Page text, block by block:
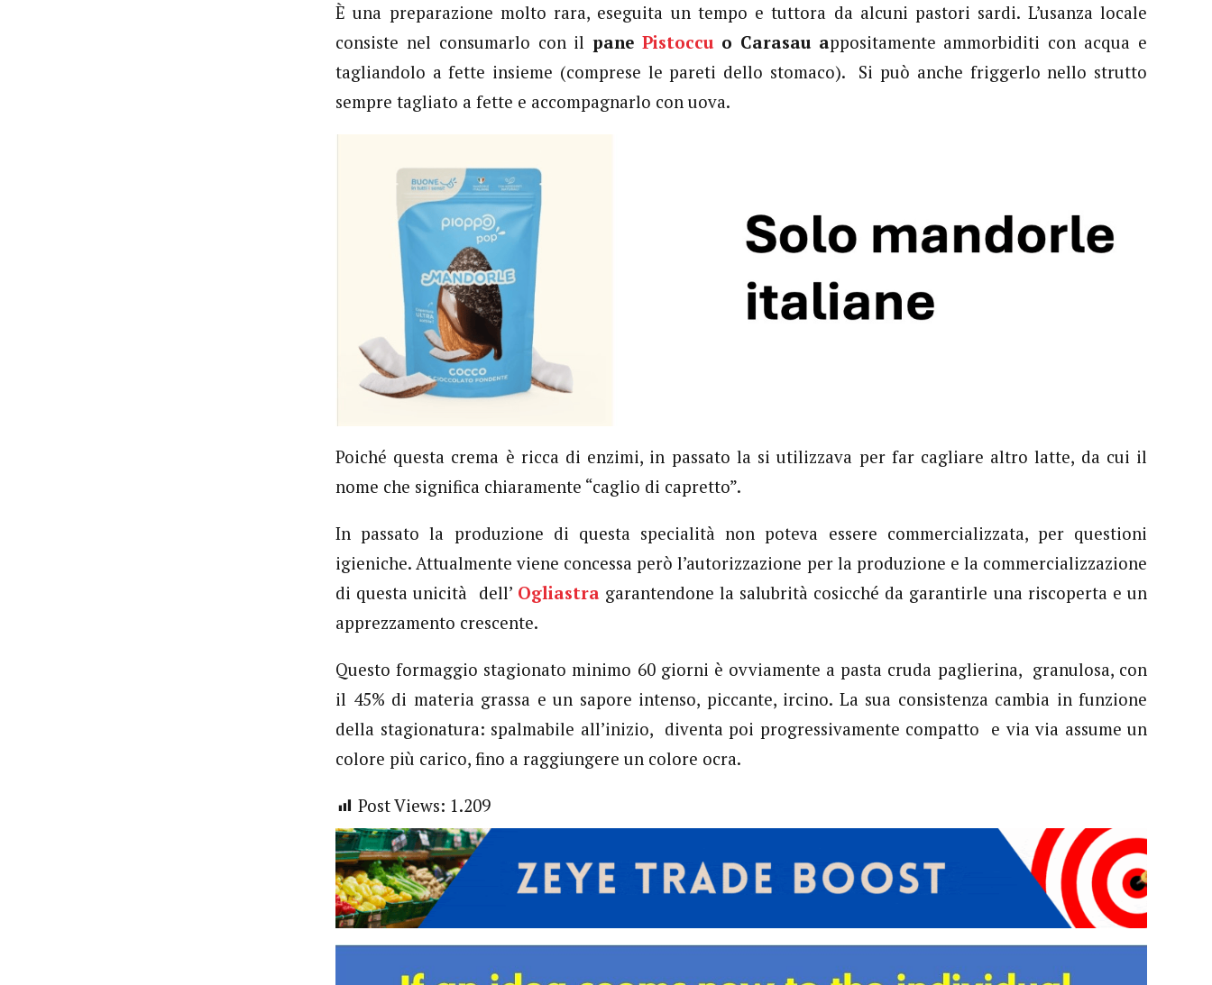
È una preparazione molto rara, eseguita un tempo e tuttora da alcuni pastori sardi. L’usanza locale
consiste nel consumarlo con ilpane Pistoccu o Carasau appositamente ammorbiditi con acqua e
tagliandolo a fette insieme (comprese le pareti dello stomaco). Si può anche friggerlo nello strutto
sempre tagliato a fette e accompagnarlo con uova.
Poiché questa crema è ricca di enzimi, in passato la si utilizzava per far cagliare altro latte, da cui il
nome che significa chiaramente “caglio di capretto”.
In passato la produzione di questa specialità non poteva essere commercializzata, per questioni
igieniche. Attualmente viene concessa però l’autorizzazione per la produzione e la commercializzazione
di questa unicità dell’ Ogliastra garantendone la salubrità cosicché da garantirle una riscoperta e un
apprezzamento crescente.
Questo formaggio stagionato minimo 60 giorni è ovviamente a pasta cruda paglierina, granulosa, con
il 45% di materia grassa e un sapore intenso, piccante, ircino. La sua consistenza cambia in funzione
della stagionatura: spalmabile all’inizio, diventa poi progressivamente compatto e via via assume un
colore più carico, fino a raggiungere un colore ocra.
Post Views: 1.209